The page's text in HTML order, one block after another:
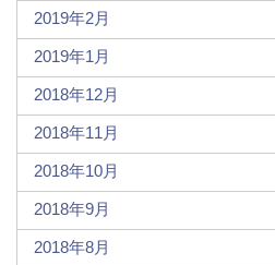
2019年2月
2019年1月
2018年12月
2018年11月
2018年10月
2018年9月
2018年8月